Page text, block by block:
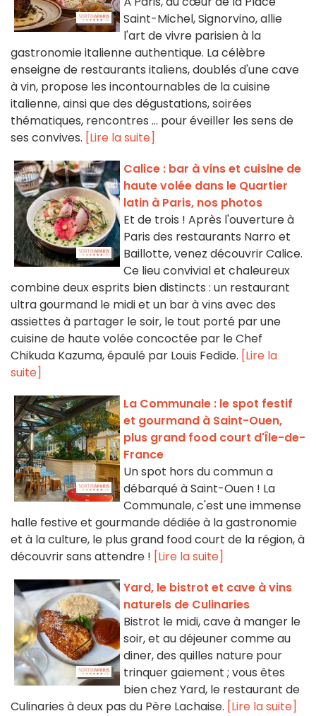
Saint-Michel, Signorvino, allie
l'art de vivre parisien à la
gastronomie italienne authentique. La célèbre
enseigne de restaurants italiens, doublés d'une cave
à vin, propose les incontournables de la cuisine
italienne, ainsi que des dégustations, soirées
thématiques, rencontres ... pour éveiller les sens de
ses convives. [Lire la suite]
Calice : bar à vins et cuisine de
haute volée dans le Quartier
latin à Paris, nos photos
Et de trois ! Après l'ouverture à
Paris des restaurants Narro et
Baillotte, venez découvrir Calice.
Ce lieu convivial et chaleureux
combine deux esprits bien distincts : un restaurant
ultra gourmand le midi et un bar à vins avec des
assiettes à partager le soir, le tout porté par une
cuisine de haute volée concoctée par le Chef
Chikuda Kazuma, épaulé par Louis Fedide. [Lire la
suite]
La Communale : le spot festif
et gourmand à Saint-Ouen,
plus grand food court d'Île-de-
France
Un spot hors du commun a
débarqué à Saint-Ouen ! La
Communale, c'est une immense
halle festive et gourmande dédiée à la gastronomie
et à la culture, le plus grand food court de la région, à
découvrir sans attendre ! [Lire la suite]
Yard, le bistrot et cave à vins
naturels de Culinaries
Bistrot le midi, cave à manger le
soir, et au déjeuner comme au
diner, des quilles nature pour
trinquer gaiement ; vous êtes
bien chez Yard, le restaurant de
Culinaries à deux pas du Père Lachaise. [Lire la suite]